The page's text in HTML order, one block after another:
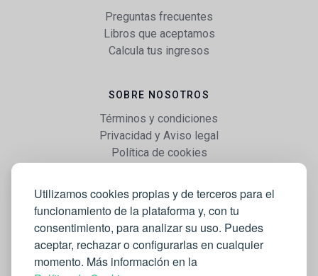
Utilizamos cookies propias y de terceros para el
funcionamiento de la plataforma y, con tu
consentimiento, para analizar su uso. Puedes
aceptar, rechazar o configurarlas en cualquier
momento. Más información en la
Preguntas frecuentes
Libros que aceptamos
Calcula tus ingresos
SOBRE NOSOTROS
Términos y condiciones
Privacidad y Aviso legal
Política de cookies
WEB
Vender libros
Mi cuenta
Comprar libros